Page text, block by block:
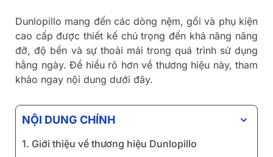
Dunlopillo mang đến các dòng nệm, gối và phụ kiện
cao cấp được thiết kế chú trọng đến khả năng nâng
đỡ, độ bền và sự thoải mái trong quá trình sử dụng
hằng ngày. Để hiểu rõ hơn về thương hiệu này, tham
khảo ngay nội dung dưới đây.
NỘI DUNG CHÍNH
1. Giới thiệu về thương hiệu Dunlopillo